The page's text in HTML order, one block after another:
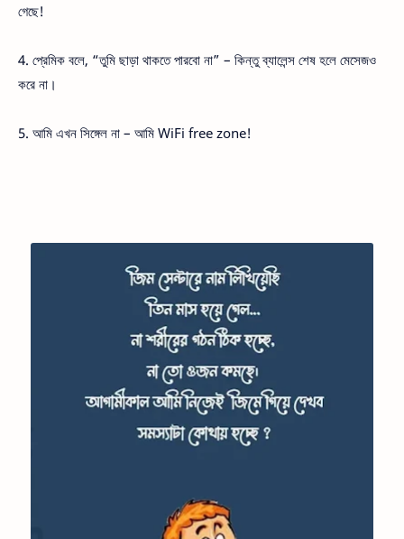
গেছে!
4. প্রেমিক বলে, “তুমি ছাড়া থাকতে পারবো না” – কিন্তু ব্যালেন্স শেষ হলে মেসেজও
করে না।
5. আমি এখন সিঙ্গেল না – আমি WiFi free zone!